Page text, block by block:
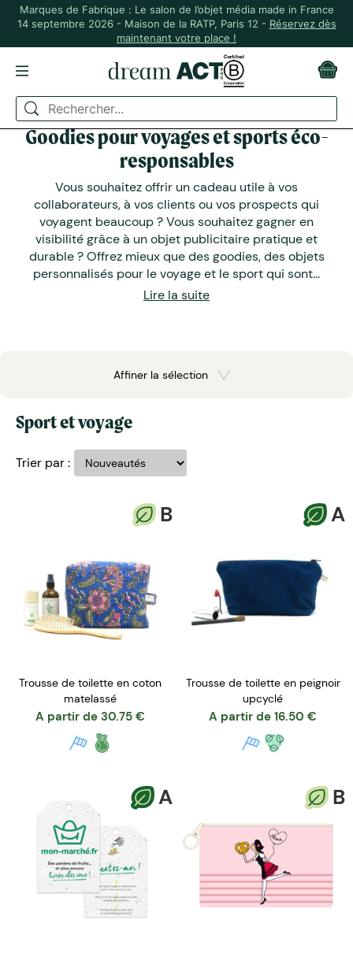
Marques de Fabrique : Le salon de l’objet média made in France
14 septembre 2026 - Maison de la RATP, Paris 12 - Réservez dès
maintenant votre place !
Goodies pour voyages et sports éco-
responsables
Vous souhaitez offrir un cadeau utile à vos
collaborateurs, à vos clients ou vos prospects qui
voyagent beaucoup ? Vous souhaitez gagner en
visibilité grâce à un objet publicitaire pratique et
durable ? Offrez mieux que des goodies, des objets
personnalisés pour le voyage et le sport qui sont...
Lire la suite
Affiner la sélection
Sport et voyage
Trier par :
B
Trousse de toilette en coton
matelassé
A partir de 30.75 €
A
Trousse de toilette en peignoir
upcyclé
A partir de 16.50 €
A B